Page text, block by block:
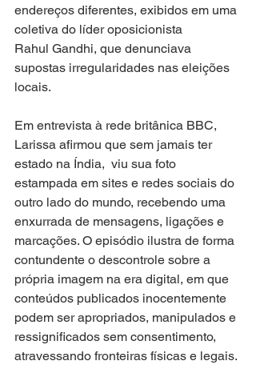
endereços diferentes, exibidos em uma
coletiva do líder oposicionista
Rahul Gandhi, que denunciava
supostas irregularidades nas eleições
locais.
Em entrevista à rede britânica BBC,
Larissa afirmou que sem jamais ter
estado na Índia,  viu sua foto
estampada em sites e redes sociais do
outro lado do mundo, recebendo uma
enxurrada de mensagens, ligações e
marcações. O episódio ilustra de forma
contundente o descontrole sobre a
própria imagem na era digital, em que
conteúdos publicados inocentemente
podem ser apropriados, manipulados e
ressignificados sem consentimento,
atravessando fronteiras físicas e legais.